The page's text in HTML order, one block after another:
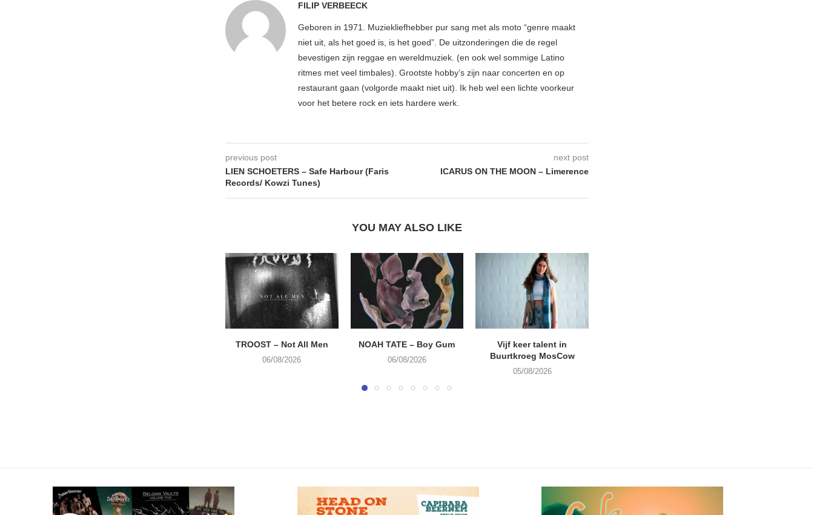
FILIP VERBEECK
Geboren in 1971. Muziekliefhebber pur sang met als moto “genre maakt
niet uit, als het goed is, is het goed”. De uitzonderingen die de regel
bevestigen zijn reggae en wereldmuziek. (en ook wel sommige Latino
ritmes met veel timbales). Grootste hobby’s zijn naar concerten en op
restaurant gaan (volgorde maakt niet uit). Ik heb wel een lichte voorkeur
voor het betere rock en iets hardere werk.
previous post
LIEN SCHOETERS – Safe Harbour (Faris
Records/ Kowzi Tunes)
next post
ICARUS ON THE MOON – Limerence
YOU MAY ALSO LIKE
TROOST – Not All Men
06/08/2026
NOAH TATE – Boy Gum
06/08/2026
Vijf keer talent in
Buurtkroeg MosCow
05/08/2026